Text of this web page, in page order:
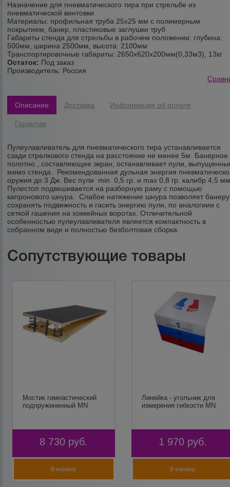
Назначение для пневматического тира при стрельбе из
пневматической винтовки
Материалы: профильная труба 25х25 мм с полимерным
покрытием, банер, пластиковые заглушки труб
Габариты стенда для стрельбы в рабочем положении: глубина:
500мм, ширина 2500мм, высота: 2100мм
Транспортировочные габариты: 2650х620х200мм(0,33м3), 13кг
Остаток: Под заказ
Производитель: Россия
Описание Доставка Информация об оплате
Гарантии
Пулеулавливатель для пневматического тира устанавливается
сзади стрелкового стенда на расстояние не менее 5м. Банерное
полотно , составляющее экран, останавливает пули,
мимо стенда. Рекомендованная дульная энергия
оружия до 3 Дж. Вес пули min 0,5 гр. и max 0,8 гр. калибр 4,5
Пулестоп подвешивается на разборную раму с помощью
капронового шнура. Слабое натяжение шнура позволяет банеру
сохранять подвижность и гасить энергию пули, по аналогиии с
сеткой гашения на хоккейных воротах. Отличительной
особенностью пулеулавливателя является компактность в
собранном виде и полностью безболтовая сборка.
Сопутствующие товары
Мостик гимнастический
подпружиненный MN
8 730 руб.
В корзину
Линейка - угольник для
измерения гибкости MN
1 970 руб.
В корзину